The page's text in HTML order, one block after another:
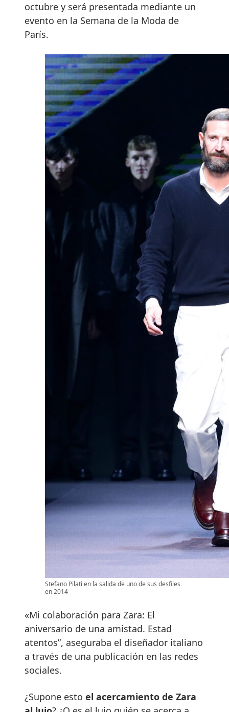
octubre y será presentada mediante un
evento en la Semana de la Moda de
París.
Stefano Pilati en la salida de uno de sus desfiles
en 2014
«Mi colaboración para Zara: El
aniversario de una amistad. Estad
atentos”, aseguraba el diseñador italiano
a través de una publicación en las redes
sociales.
¿Supone esto el acercamiento de Zara